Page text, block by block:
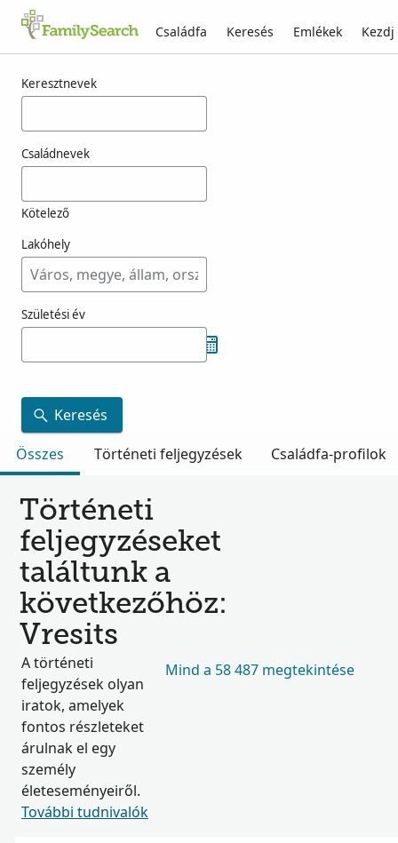
Családfa Keresés Emlékek
Keresztnevek
Családnevek
Kötelező
Lakóhely
Születési év
Keresés
Összes
Történeti feljegyzések Családfa-profilok
Történeti
feljegyzéseket
találtunk a
következőhöz:
Vresits
A történeti
feljegyzések olyan
iratok, amelyek
fontos részleteket
árulnak el egy
személy
életeseményeiről.
További tudnivalók
Mind a 58 487 megtekintése